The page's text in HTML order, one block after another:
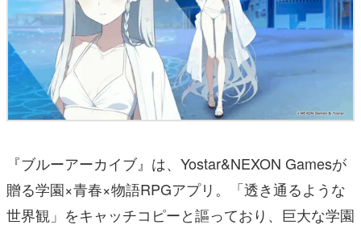
『ブルーアーカイブ』は、Yostar&NEXON Gamesが
贈る学園×青春×物語RPGアプリ。「透き通るような
世界観」をキャッチコピーと謳っており、巨大な学園